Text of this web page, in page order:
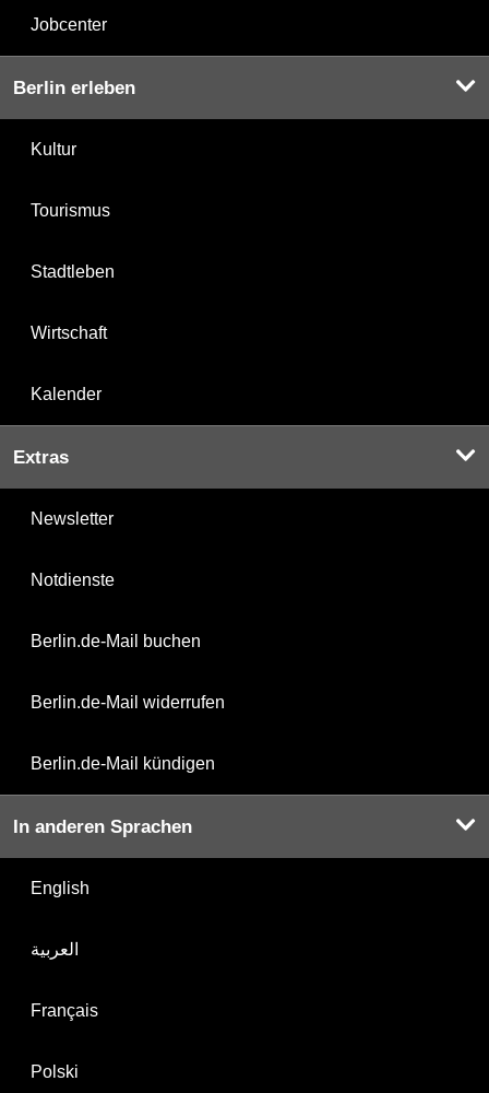
Jobcenter
Berlin erleben
Kultur
Tourismus
Stadtleben
Wirtschaft
Kalender
Extras
Newsletter
Notdienste
Berlin.de-Mail buchen
Berlin.de-Mail widerrufen
Berlin.de-Mail kündigen
In anderen Sprachen
English
العربية
Français
Polski